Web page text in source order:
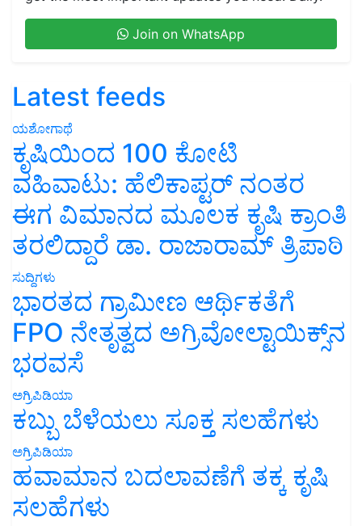
Join on WhatsApp
Latest feeds
ಯಶೋಗಾಥೆ
ಕೃಷಿಯಿಂದ 100 ಕೋಟಿ
ವಹಿವಾಟು: ಹೆಲಿಕಾಪ್ಟರ್ ನಂತರ
ಈಗ ವಿಮಾನದ ಮೂಲಕ ಕೃಷಿ ಕ್ರಾಂತಿ
ತರಲಿದ್ದಾರೆ ಡಾ. ರಾಜಾರಾಮ್ ತ್ರಿಪಾಠಿ
ಸುದ್ದಿಗಳು
ಭಾರತದ ಗ್ರಾಮೀಣ ಆರ್ಥಿಕತೆಗೆ
FPO ನೇತೃತ್ವದ ಅಗ್ರಿವೋಲ್ಟಾಯಿಕ್ಸ್‌ನ
ಭರವಸೆ
ಅಗ್ರಿಪಿಡಿಯಾ
ಕಬ್ಬು ಬೆಳೆಯಲು ಸೂಕ್ತ ಸಲಹೆಗಳು
ಅಗ್ರಿಪಿಡಿಯಾ
ಹವಾಮಾನ ಬದಲಾವಣೆಗೆ ತಕ್ಕ ಕೃಷಿ
ಸಲಹೆಗಳು